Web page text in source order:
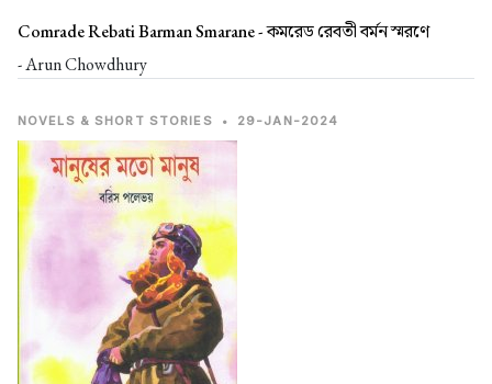
Comrade Rebati Barman Smarane -কমরেড রেবতী বর্মন স্মরণে
- Arun Chowdhury
NOVELS & SHORT STORIES • 29-JAN-2024